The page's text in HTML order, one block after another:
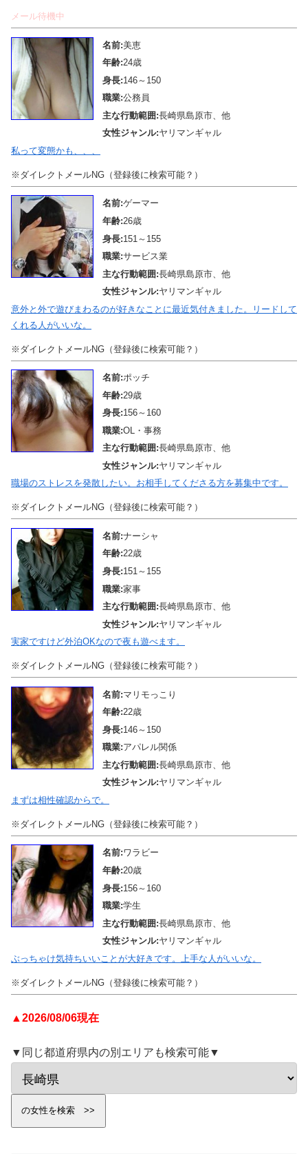
メール待機中
名前:美恵
年齢:24歳
身長:146～150
職業:公務員
主な行動範囲:長崎県島原市、他
女性ジャンル:ヤリマンギャル
私って変態かも、、、
※ダイレクトメールNG（登録後に検索可能？）
名前:ゲーマー
年齢:26歳
身長:151～155
職業:サービス業
主な行動範囲:長崎県島原市、他
女性ジャンル:ヤリマンギャル
意外と外で遊びまわるのが好きなことに最近気付きました。リードして
くれる人がいいな。
※ダイレクトメールNG（登録後に検索可能？）
名前:ポッチ
年齢:29歳
身長:156～160
職業:OL・事務
主な行動範囲:長崎県島原市、他
女性ジャンル:ヤリマンギャル
職場のストレスを発散したい。お相手してくださる方を募集中です。
※ダイレクトメールNG（登録後に検索可能？）
名前:ナーシャ
年齢:22歳
身長:151～155
職業:家事
主な行動範囲:長崎県島原市、他
女性ジャンル:ヤリマンギャル
実家ですけど外泊OKなので夜も遊べます。
※ダイレクトメールNG（登録後に検索可能？）
名前:マリモっこり
年齢:22歳
身長:146～150
職業:アパレル関係
主な行動範囲:長崎県島原市、他
女性ジャンル:ヤリマンギャル
まずは相性確認からで。
※ダイレクトメールNG（登録後に検索可能？）
名前:ワラビー
年齢:20歳
身長:156～160
職業:学生
主な行動範囲:長崎県島原市、他
女性ジャンル:ヤリマンギャル
ぶっちゃけ気持ちいいことが大好きです。上手な人がいいな。
※ダイレクトメールNG（登録後に検索可能？）
▲2026/08/06現在
▼同じ都道府県内の別エリアも検索可能▼